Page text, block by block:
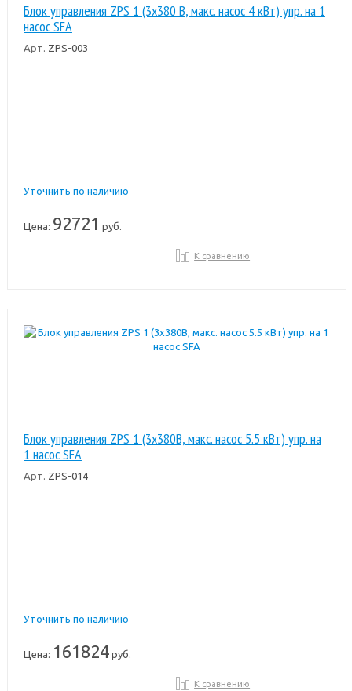
Блок управления ZPS 1 (3х380 В, макс. насос 4 кВт) упр. на 1
насос SFA
Арт. ZPS-003
Уточнить по наличию
Цена: 92721 руб.
К сравнению
Блок управления ZPS 1 (3х380В, макс. насос 5.5 кВт) упр. на
1 насос SFA
Арт. ZPS-014
Уточнить по наличию
Цена: 161824руб.
К сравнению